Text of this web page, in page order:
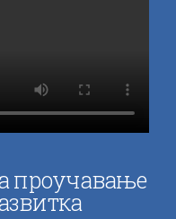
проучавање